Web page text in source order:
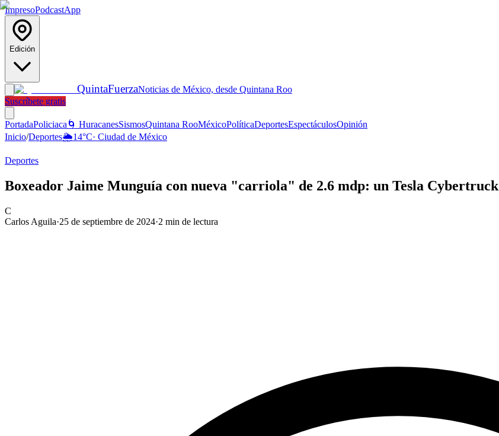
ImpresoPodcastApp
Edición
QuintaFuerzaNoticias de México, desde Quintana Roo
Suscríbete gratis
PortadaPoliciaca 🌀 HuracanesSismosQuintana RooMéxicoPolíticaDeportesEspectáculosOpinión
Inicio/Deportes🌦️14°C· Ciudad de México
Deportes
Boxeador Jaime Munguía con nueva "carriola" de 2.6 mdp: un Tesla Cybertruck
C
Carlos Aguila·25 de septiembre de 2024·2 min de lectura